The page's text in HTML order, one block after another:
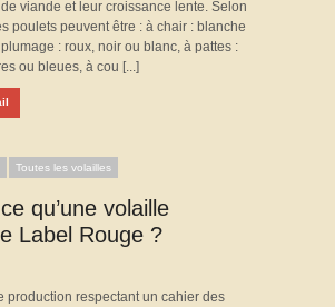
viande et leur croissance lente. Selon
poulets peuvent être : à chair : blanche
: roux, noir ou blanc, à pattes :
ou bleues, à cou [...]
Toutes les volailles
qu’une volaille
Label Rouge ?
production respectant un cahier des